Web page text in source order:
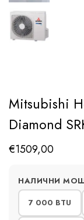
Mitsubishi
Diamond
€1509,00
НАЛИЧНИ
7 000 BTU